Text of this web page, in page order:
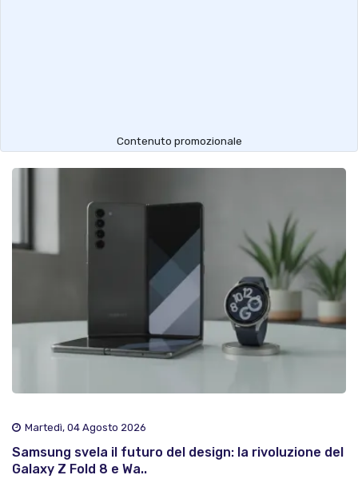
Contenuto promozionale
Martedì, 04 Agosto 2026
Samsung svela il futuro del design: la rivoluzione del
Galaxy Z Fold 8 e Wa..